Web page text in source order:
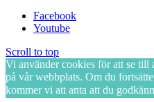
Facebook
Youtube
Scroll to top
Vi använder cookies för att se till
på vår webbplats. Om du
kommer vi att anta att du